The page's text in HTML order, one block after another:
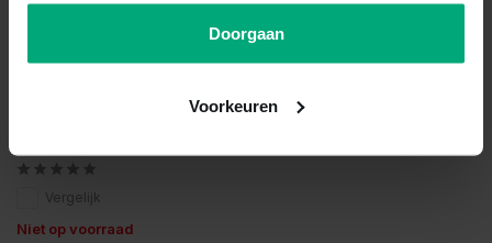
Doorgaan
Voorkeuren
Vergelijk
Niet op voorraad